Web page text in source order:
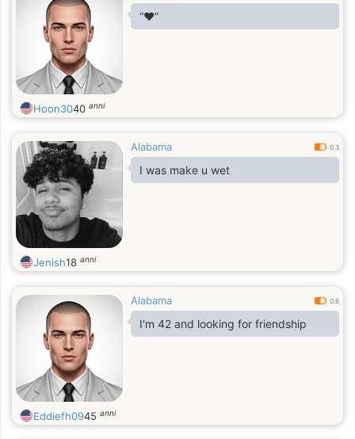
“❤️”
Hoon3040 anni
Alabama 0.3
I was make u wet
Jenish18 anni
Alabama 0.6
I'm 42 and looking for friendship
Eddiefh0945 anni